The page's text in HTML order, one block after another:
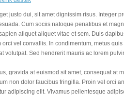
justo dui, sit amet dignissim risus. Integer
Cum sociis natoque penatibus et
aliquet aliquet vitae et sem. Duis
vel convallis. In condimentum, metus
volutpat. Sed hendrerit mauris ac lorem
gravida at euismod sit amet, consequat at
non dolor faucibus fringilla. Proin vel orci
adipiscing elit. Vivamus pellentesque